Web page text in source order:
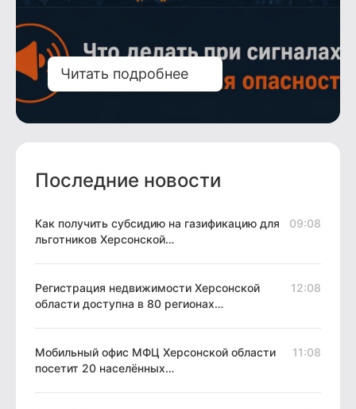
Читать подробнее
Последние новости
Как получить субсидию на газификацию для
льготников Херсонской…
09:08
Регистрация недвижимости Херсонской
области доступна в 80 регионах…
12:08
Мобильный офис МФЦ Херсонской области
посетит 20 населённых…
11:08